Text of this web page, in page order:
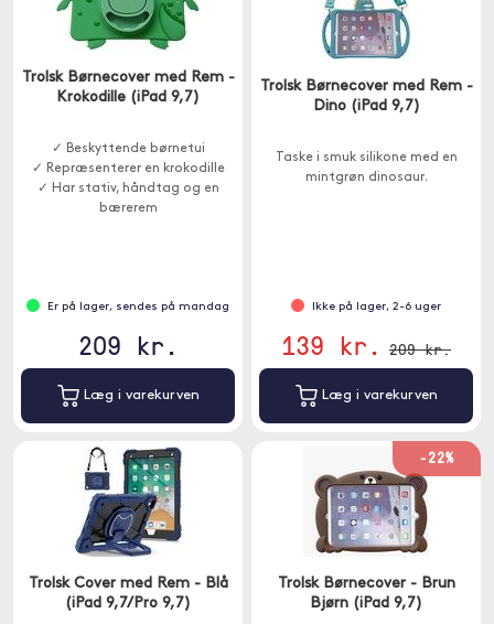
Trolsk Børnecover med Rem -
Krokodille (iPad 9,7)
✓ Beskyttende børnetui
✓ Repræsenterer en krokodille
✓ Har stativ, håndtag og en
bærerem
Er på lager, sendes på mandag
209 kr.
Læg i varekurven
Trolsk Børnecover med Rem -
Dino (iPad 9,7)
Taske i smuk silikone med en
mintgrøn dinosaur.
Ikke på lager, 2-6 uger
139 kr. 209 kr.
Læg i varekurven
Trolsk Cover med Rem - Blå
(iPad 9,7/Pro 9,7)
-22%
Trolsk Børnecover - Brun
Bjørn (iPad 9,7)